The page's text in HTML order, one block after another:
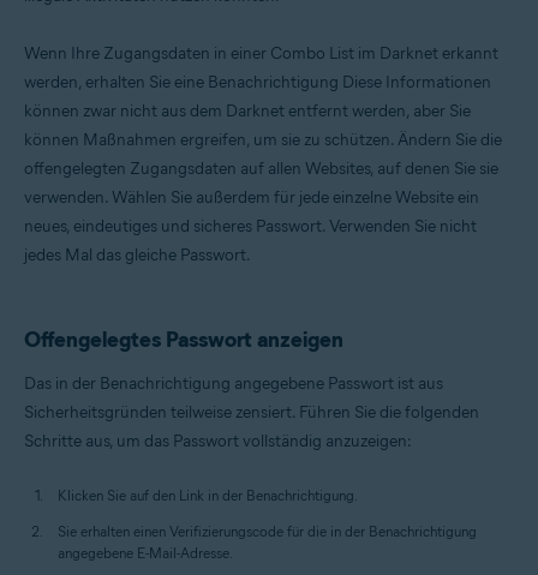
Wenn Ihre Zugangsdaten in einer Combo List im Darknet erkannt
werden, erhalten Sie eine Benachrichtigung Diese Informationen
können zwar nicht aus dem Darknet entfernt werden, aber Sie
können Maßnahmen ergreifen, um sie zu schützen. Ändern Sie die
offengelegten Zugangsdaten auf allen Websites, auf denen Sie sie
verwenden. Wählen Sie außerdem für jede einzelne Website ein
neues, eindeutiges und sicheres Passwort. Verwenden Sie nicht
jedes Mal das gleiche Passwort.
Offengelegtes Passwort anzeigen
Das in der Benachrichtigung angegebene Passwort ist aus
Sicherheitsgründen teilweise zensiert. Führen Sie die folgenden
Schritte aus, um das Passwort vollständig anzuzeigen:
Klicken Sie auf den Link in der Benachrichtigung.
Sie erhalten einen Verifizierungscode für die in der Benachrichtigung
angegebene E-Mail-Adresse.